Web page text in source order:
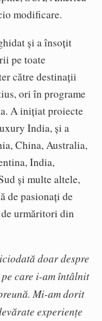
modificare.
și a însoțit
pe toate
către destinații
ori în programe
A inițiat proiecte
India, și a
China, Australia,
India,
și multe altele,
de pasionați de
urmăritori din
doar despre
care i-am întâlnit
Mi-am dorit
experiențe